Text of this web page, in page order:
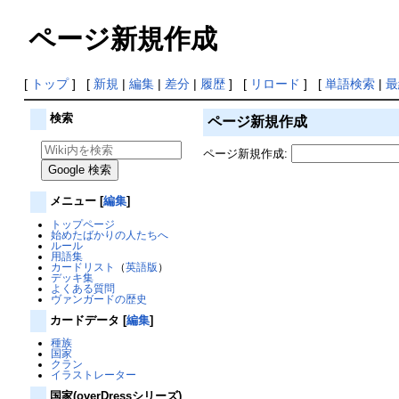
ページ新規作成
[ トップ] [ 新規 | 編集| 差分| 履歴] [ リロード ] [ 単語検索|
検索
メニュー [編集]
トップページ
始めたばかりの人たちへ
ルール
用語集
カードリスト
（英語版 ）
デッキ集
よくある質問
ヴァンガードの歴史
カードデータ [編集]
種族
国家
クラン
イラストレーター
国家(overDressシリーズ)
ページ新規作成
ページ新規作成: